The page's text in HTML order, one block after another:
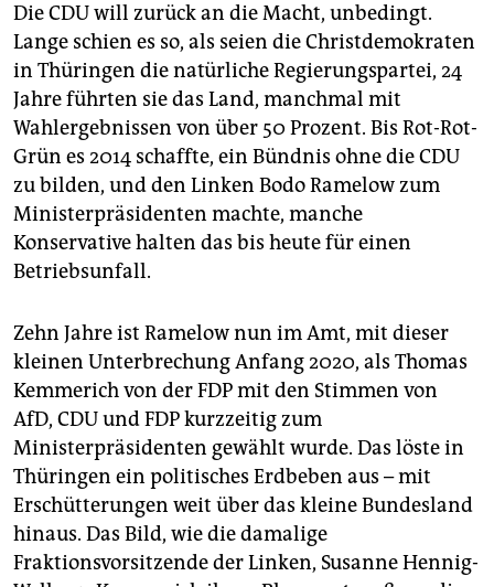
Die CDU will zurück an die Macht, unbedingt.
Lange schien es so, als seien die Christdemokraten
in Thüringen die natürliche Regierungspartei, 24
Jahre führten sie das Land, manchmal mit
Wahlergebnissen von über 50 Prozent. Bis Rot-Rot-
Grün es 2014 schaffte, ein Bündnis ohne die CDU
zu bilden, und den Linken Bodo Ramelow zum
Ministerpräsidenten machte, manche
Konservative halten das bis heute für einen
Betriebsunfall.
Zehn Jahre ist Ramelow nun im Amt, mit dieser
kleinen Unterbrechung Anfang 2020, als Thomas
Kemmerich von der FDP mit den Stimmen von
AfD, CDU und FDP kurzzeitig zum
Ministerpräsidenten gewählt wurde. Das löste in
Thüringen ein politisches Erdbeben aus – mit
Erschütterungen weit über das kleine Bundesland
hinaus. Das Bild, wie die damalige
Fraktionsvorsitzende der Linken, Susanne Hennig-